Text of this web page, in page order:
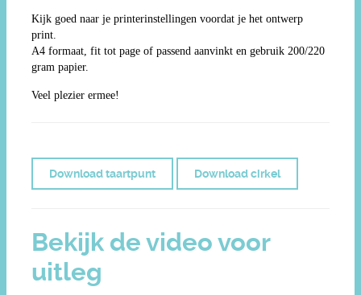
Kijk goed naar je printerinstellingen voordat je het ontwerp
print.
A4 formaat, fit tot page of passend aanvinkt en gebruik 200/220
gram papier.
Veel plezier ermee!
Download taartpunt Download cirkel
Bekijk de video voor
uitleg